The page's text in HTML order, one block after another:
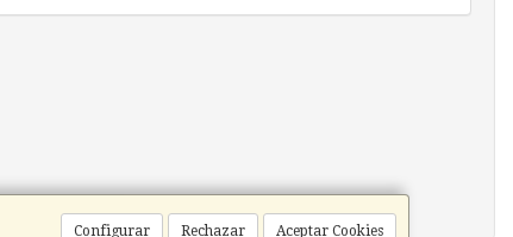
Configurar Rechazar Aceptar Cookies